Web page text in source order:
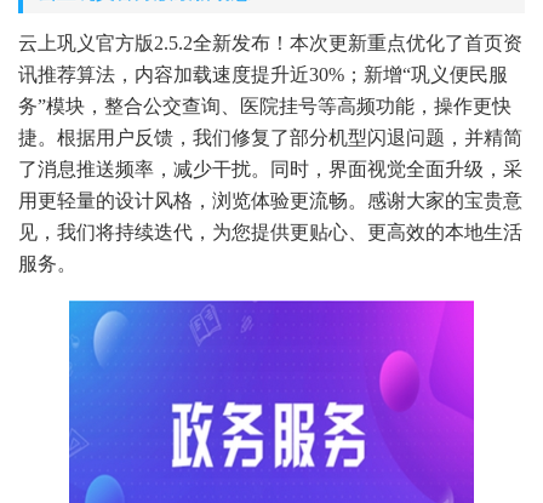
云上巩义官方版2.5.2全新发布！本次更新重点优化了首页资
讯推荐算法，内容加载速度提升近30%；新增“巩义便民服
务”模块，整合公交查询、医院挂号等高频功能，操作更快
捷。根据用户反馈，我们修复了部分机型闪退问题，并精简
了消息推送频率，减少干扰。同时，界面视觉全面升级，采
用更轻量的设计风格，浏览体验更流畅。感谢大家的宝贵意
见，我们将持续迭代，为您提供更贴心、更高效的本地生活
服务。